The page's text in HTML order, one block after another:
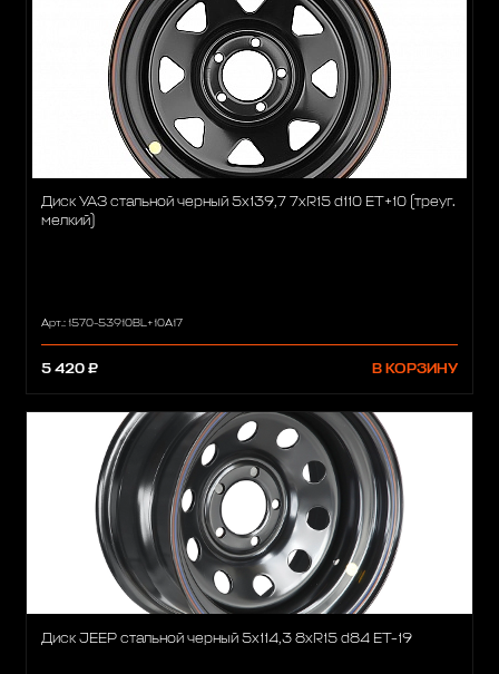
Диск УАЗ стальной черный 5x139,7 7xR15 d110 ET+10 (треуг.
мелкий)
Арт.: 1570-53910BL+10A17
5 420 ₽ В КОРЗИНУ
Диск JEEP стальной черный 5х114,3 8xR15 d84 ET-19